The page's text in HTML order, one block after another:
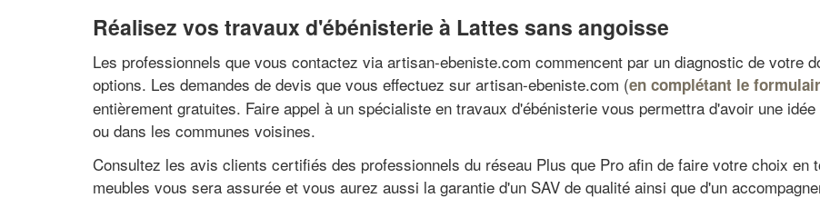
Réalisez vos travaux d'ébénisterie à Lattes sans angoisse
Les professionnels que vous contactez via artisan-ebeniste.com commencent par un diagnostic de votre
options. Les demandes de devis que vous effectuez sur artisan-ebeniste.com (en complétant le
entièrement gratuites. Faire appel à un spécialiste en travaux d'ébénisterie vous permettra d'avoir une
ou dans les communes voisines.
Consultez les avis clients certifiés des professionnels du réseau Plus que Pro afin de faire votre choix
meubles vous sera assurée et vous aurez aussi la garantie d'un SAV de qualité ainsi que d'un